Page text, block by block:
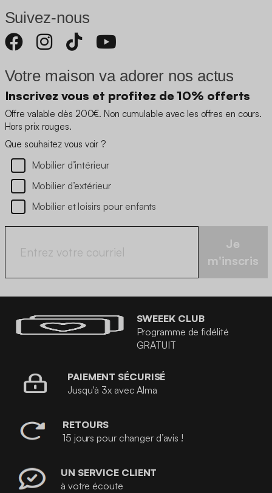
Suivez-nous
Votre maison va adorer nos actus
Inscrivez vous et profitez de 10% offerts
Offre valable dès 200€. Non cumulable avec les offres en cours.
Hors prix rouges.
Que souhaitez vous voir ?
Mobilier d’intérieur
Mobilier d’extérieur
Mobilier et loisirs pour enfants
Je
m'inscris
SWEEEK CLUB
Programme de fidélité
GRATUIT
PAIEMENT SÉCURISÉ
Jusqu'à 3x avec Alma
RETOURS
15 jours pour changer d’avis !
UN SERVICE CLIENT
à votre écoute